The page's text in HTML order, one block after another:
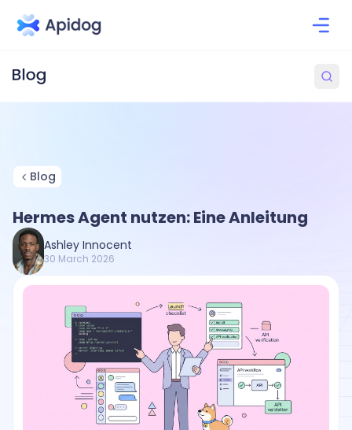
Blog
Hermes Agent nutzen: Eine Anleitung
Ashley Innocent
30 March 2026